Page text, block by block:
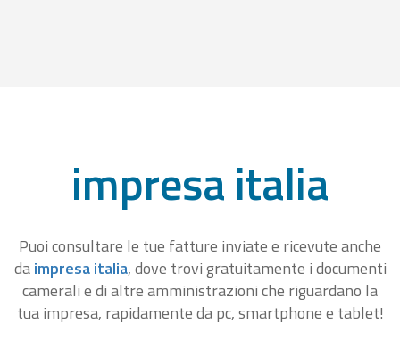
impresa italia
Puoi consultare le tue fatture inviate e ricevute anche
daimpresa italia, dove trovi gratuitamente i documenti
camerali e di altre amministrazioni che riguardano la
tua impresa, rapidamente da pc, smartphone e tablet!